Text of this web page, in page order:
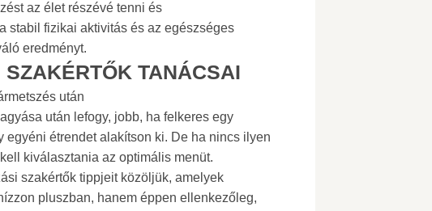
az élet részévé tenni és
stabil fizikai aktivitás és az egészséges
eredményt.
TANÁCSAI
után
után lefogy, jobb, ha felkeres egy
egyéni étrendet alakítson ki. De ha nincs ilyen
kiválasztania az optimális menüt.
szakértők tippjeit közöljük, amelyek
pluszban, hanem éppen ellenkezőleg,